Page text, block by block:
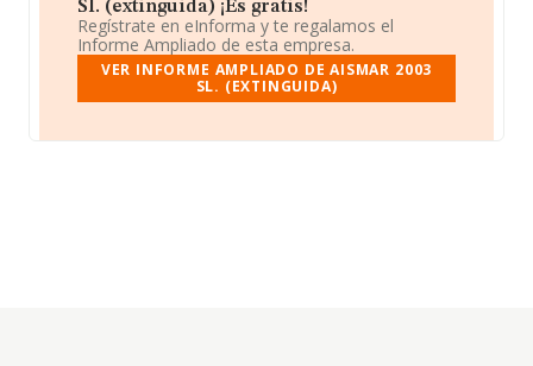
Sl. (extinguida) ¡Es gratis!
Regístrate en eInforma y te regalamos el
Informe Ampliado de esta empresa.
VER INFORME AMPLIADO DE AISMAR 2003
SL. (EXTINGUIDA)